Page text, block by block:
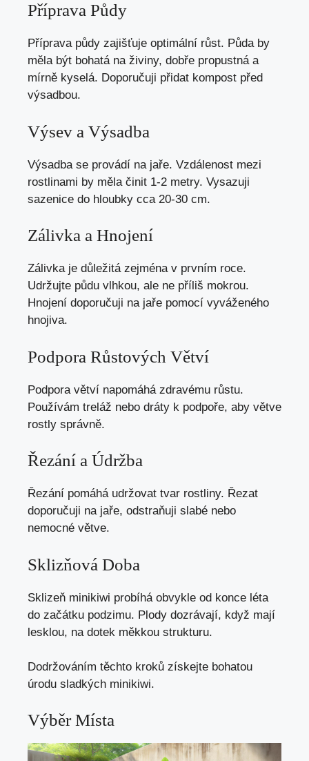
Příprava Půdy
Příprava půdy zajišťuje optimální růst. Půda by
měla být bohatá na živiny, dobře propustná a
mírně kyselá. Doporučuji přidat kompost před
výsadbou.
Výsev a Výsadba
Výsadba se provádí na jaře. Vzdálenost mezi
rostlinami by měla činit 1-2 metry. Vysazuji
sazenice do hloubky cca 20-30 cm.
Zálivka a Hnojení
Zálivka je důležitá zejména v prvním roce.
Udržujte půdu vlhkou, ale ne příliš mokrou.
Hnojení doporučuji na jaře pomocí vyváženého
hnojiva.
Podpora Růstových Větví
Podpora větví napomáhá zdravému růstu.
Používám treláž nebo dráty k podpoře, aby větve
rostly správně.
Řezání a Údržba
Řezání pomáhá udržovat tvar rostliny. Řezat
doporučuji na jaře, odstraňuji slabé nebo
nemocné větve.
Sklizňová Doba
Sklizeň minikiwi probíhá obvykle od konce léta
do začátku podzimu. Plody dozrávají, když mají
lesklou, na dotek měkkou strukturu.
Dodržováním těchto kroků získejte bohatou
úrodu sladkých minikiwi.
Výběr Místa